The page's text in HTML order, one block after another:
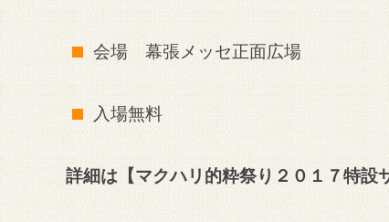
会場 幕張メッセ正面広場
入場無料
詳細は【マクハリ的粋祭り２０１７特設